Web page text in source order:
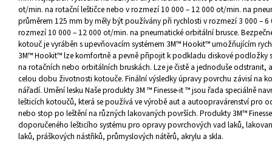
ot/min. na rotační leštičce nebo v rozmezí 10 000 – 12 000 ot/min. na
průměrem 125 mm by měly být používány při rychlosti v rozmezí 3 000 –
rozmezí 10 000 – 12 000 ot/min. na pneumatické orbitální brusce.
kotouč je vyráběn s upevňovacím systémem 3M™ Hookit™ umožňujícím
3M™ Hookit™ lze komfortně a pevně připojit k podkladu diskové podložky
na rotačních nebo orbitálních bruskách. Lze je čistě a jednoduše
celou dobu životnosti kotouče. Finální výsledky úpravy povrchu závisí na
nářadí. Umění lesku Naše produkty 3M ™ Finesse-it ™ jsou řada speciálně
lešticích kotoučů, která se používá ve výrobě aut a autoopravárenství pro
nebo stop po leštění na různých lakovaných površích. Produkty 3M™
doporučeného lešticího systému pro opravy povrchových vad laků,
laků, práškových nástřiků, průmyslových nátěrů, akrylu a skla.